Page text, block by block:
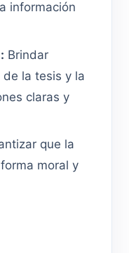
información
Brindar
la tesis y la
claras y
que la
moral y